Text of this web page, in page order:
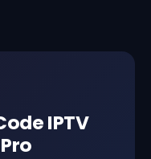
IPTV